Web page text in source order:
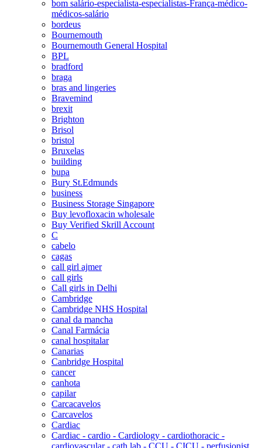
bom salário-especialista-especialistas-França-médico-
médicos-salário
bordeus
Bournemouth
Bournemouth General Hospital
BPL
bradford
braga
bras and lingeries
Bravemind
brexit
Brighton
Brisol
bristol
Bruxelas
building
bupa
Bury St.Edmunds
business
Business Storage Singapore
Buy levofloxacin wholesale
Buy Verified Skrill Account
C
cabelo
cagas
call girl ajmer
call girls
Call girls in Delhi
Cambridge
Cambridge NHS Hospital
canal da mancha
Canal Farmácia
canal hospitalar
Canarias
Canbridge Hospital
cancer
canhota
capilar
Carcacavelos
Carcavelos
Cardiac
Cardiac - cardio - Cardiology - cardiothoracic -
cardiovascular - cath lab - CCU - CICU - perfusionist